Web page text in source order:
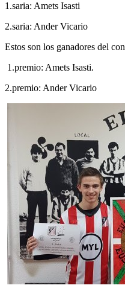
1.saria: Amets Isasti
2.saria: Ander Vicario
Estos son los ganadores del
1.premio: Amets Isasti.
2.premio: Ander Vicario